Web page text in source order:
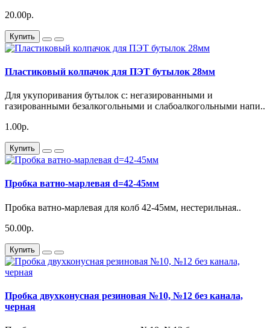
20.00р.
Купить
Пластиковый колпачок для ПЭТ бутылок 28мм
Для укупоривания бутылок с: негазированными и
газированными безалкогольными и слабоалкогольными напи..
1.00р.
Купить
Пробка ватно-марлевая d=42-45мм
Пробка ватно-марлевая для колб 42-45мм, нестерильная..
50.00р.
Купить
Пробка двухконусная резиновая №10, №12 без канала,
черная